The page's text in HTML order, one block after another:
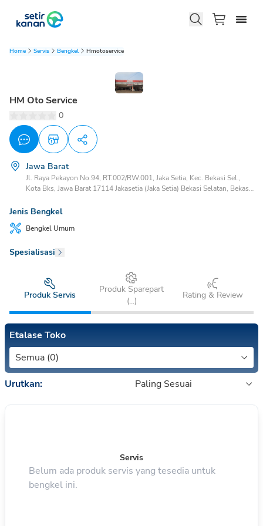
Home Servis Bengkel Hmotoservice
HM Oto Service
0
Jawa Barat
Jl. Raya Pekayon No.94, RT.002/RW.001, Jaka Setia, Kec. Bekasi Sel.,
Kota Bks, Jawa Barat 17114 Jakasetia (Jaka Setia) Bekasi Selatan, Bekasi,
Jenis Bengkel
Bengkel Umum
Spesialisasi
Produk Servis
Produk Sparepart
(...)
Rating & Review
Etalase Toko
Semua (0)
Urutkan: Paling Sesuai
Servis
Belum ada produk servis yang tesedia untuk
bengkel ini.